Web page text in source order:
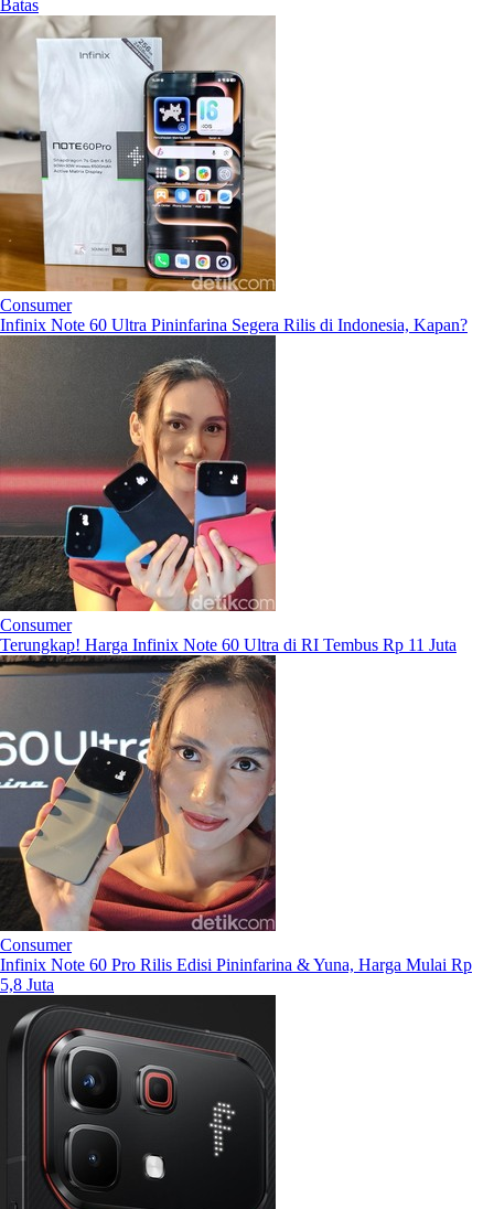
Batas
Consumer
Infinix Note 60 Ultra Pininfarina Segera Rilis di Indonesia, Kapan?
Consumer
Terungkap! Harga Infinix Note 60 Ultra di RI Tembus Rp 11 Juta
Consumer
Infinix Note 60 Pro Rilis Edisi Pininfarina & Yuna, Harga Mulai Rp
5,8 Juta